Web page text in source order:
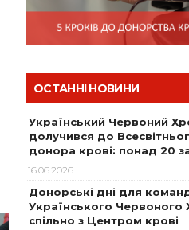
ОСТАННІ НОВИНИ
Український Червоний
долучився до
донора крові: понад 20
16.06.2026
Донорські дні для
Українського Червоного
спільно з Центром крові